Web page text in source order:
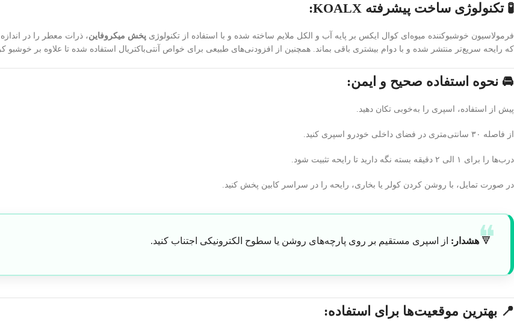
🧪 تکنولوژی ساخت پیشرفته KOALX:
فرمولاسیون خوشبوکننده میوه‌ای کوال ایکس بر پایه آب و الکل ملایم ساخته شده و با استفاده از تکنولوژی پخش میکروفاین، ذرات معطر را در
که رایحه سریع‌تر منتشر شده و با دوام بیشتری باقی بماند. همچنین از افزودنی‌های طبیعی برای خواص آنتی‌باکتریال استفاده شده تا علاوه بر
🚘 نحوه استفاده صحیح و ایمن:
پیش از استفاده، اسپری را به‌خوبی تکان دهید.
از فاصله ۳۰ سانتی‌متری در فضای داخلی خودرو اسپری کنید.
درب‌ها را برای ۱ الی ۲ دقیقه بسته نگه دارید تا رایحه تثبیت شود.
در صورت تمایل، با روشن کردن کولر یا بخاری، رایحه را در سراسر کابین پخش کنید.
🔻 هشدار: از اسپری مستقیم بر روی پارچه‌های روشن یا سطوح الکترونیکی اجتناب کنید.
📍 بهترین موقعیت‌ها برای استفاده: